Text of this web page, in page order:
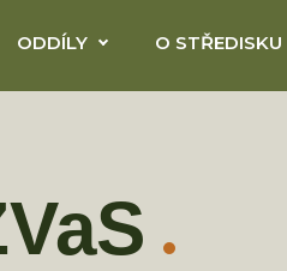
ODDÍLY O STŘEDISKU